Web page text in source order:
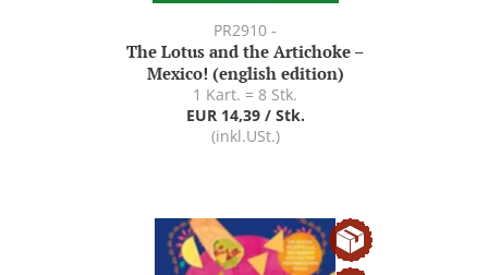
PR2910 -
The Lotus and the Artichoke –
Mexico! (english edition)
1 Kart. = 8 Stk.
EUR 14,39 / Stk.
(inkl.USt.)